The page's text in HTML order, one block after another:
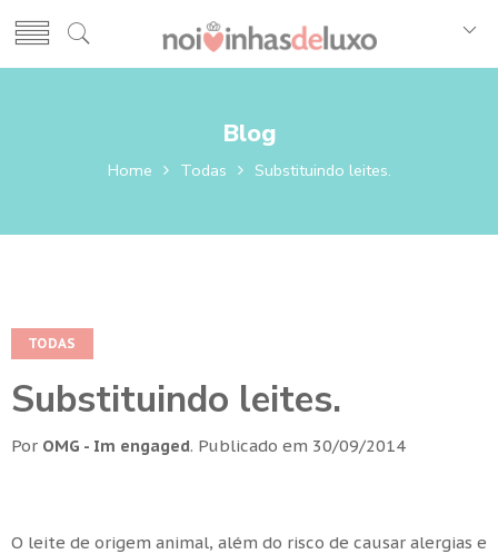
Blog
Home Todas Substituindo leites.
TODAS
Substituindo leites.
Por OMG - Im engaged. Publicado em 30/09/2014
O leite de origem animal, além do risco de causar alergias e